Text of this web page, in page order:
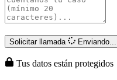
Solicitar llamada Enviando...
Tus datos están protegidos